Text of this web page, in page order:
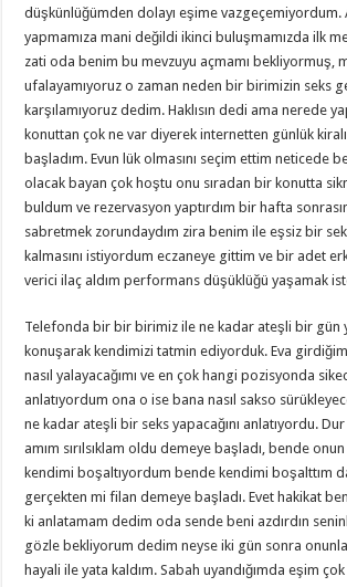
düşkünlüğümden dolayı eşime vazgeçemiyordum.
yapmamıza mani değildi ikinci buluşmamızda ilk
zati oda benim bu mevzuyu açmamı bekliyormuş,
ufalayamıyoruz o zaman neden bir birimizin seks
karşılamıyoruz dedim. Haklısın dedi ama nerede
konuttan çok ne var diyerek internetten günlük
başladım. Evun lük olmasını seçim ettim neticede
olacak bayan çok hoştu onu sıradan bir konutta
buldum ve rezervasyon yaptırdım bir hafta
sabretmek zorundaydım zira benim ile eşsiz bir
kalmasını istiyordum eczaneye gittim ve bir adet
verici ilaç aldım performans düşüklüğü yaşamak
Telefonda bir bir birimiz ile ne kadar ateşli bir gün
konuşarak kendimizi tatmin ediyorduk. Eva
nasıl yalayacağımı ve en çok hangi pozisyonda
anlatıyordum ona o ise bana nasıl sakso
ne kadar ateşli bir seks yapacağını anlatıyordu.
amım sırılsıklam oldu demeye başladı, bende
kendimi boşaltıyordum bende kendimi boşalttım
gerçekten mi filan demeye başladı. Evet hakikat
ki anlatamam dedim oda sende beni azdırdın
gözle bekliyorum dedim neyse iki gün sonra onunla
hayali ile yata kaldım. Sabah uyandığımda eşim